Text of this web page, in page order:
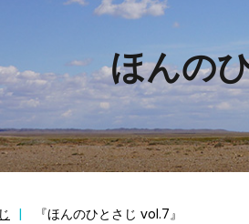
ほんの
『ほんのひとさじ vol.7』